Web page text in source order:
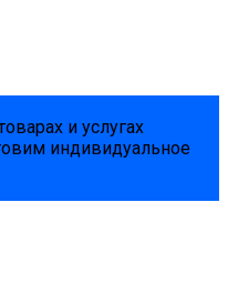
и услугах
индивидуальное